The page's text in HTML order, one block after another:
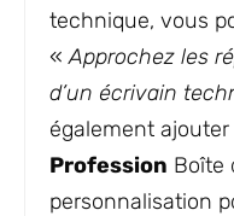
technique, vous
«Approchez les
d’un écrivain
également
Profession Boîte
personnalisation